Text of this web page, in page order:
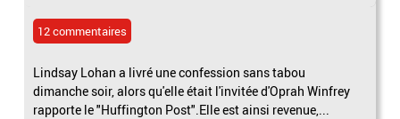
12 commentaires
Lindsay Lohan a livré une confession sans tabou
dimanche soir, alors qu'elle était l'invitée d'Oprah Winfrey
rapporte le "Huffington Post".Elle est ainsi revenue,...